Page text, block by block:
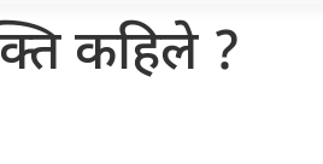
कहिले ?